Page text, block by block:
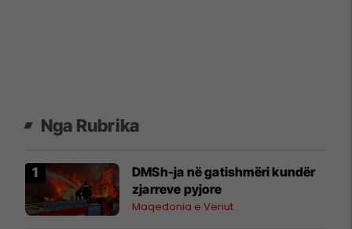
Nga Rubrika
DMSh-ja në gatishmëri kundër
zjarreve pyjore
Maqedonia e Veriut